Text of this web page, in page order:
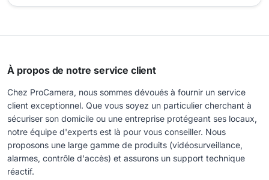
À propos de notre service client
Chez ProCamera, nous sommes dévoués à fournir un service
client exceptionnel. Que vous soyez un particulier cherchant à
sécuriser son domicile ou une entreprise protégeant ses locaux,
notre équipe d'experts est là pour vous conseiller. Nous
proposons une large gamme de produits (vidéosurveillance,
alarmes, contrôle d'accès) et assurons un support technique
réactif.